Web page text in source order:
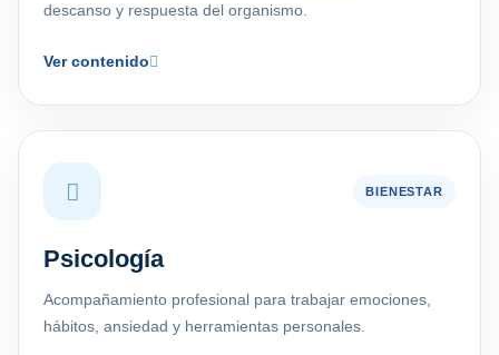
descanso y respuesta del organismo.
Ver contenido
BIENESTAR
Psicología
Acompañamiento profesional para trabajar emociones,
hábitos, ansiedad y herramientas personales.